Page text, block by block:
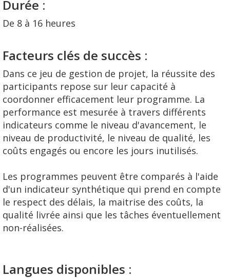
Durée :
De 8 à 16 heures
Facteurs clés de succès :
Dans ce jeu de gestion de projet, la réussite des
participants repose sur leur capacité à
coordonner efficacement leur programme. La
performance est mesurée à travers différents
indicateurs comme le niveau d'avancement, le
niveau de productivité, le niveau de qualité, les
coûts engagés ou encore les jours inutilisés.
Les programmes peuvent être comparés à l'aide
d'un indicateur synthétique qui prend en compte
le respect des délais, la maitrise des coûts, la
qualité livrée ainsi que les tâches éventuellement
non-réalisées.
Langues disponibles :